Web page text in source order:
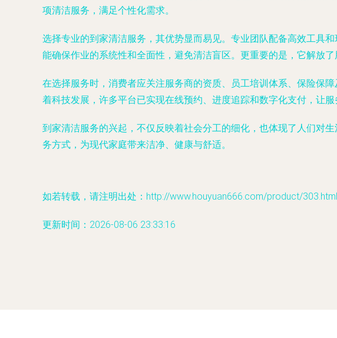
项清洁服务，满足个性化需求。
选择专业的到家清洁服务，其优势显而易见。专业团队配备高效工具
能确保作业的系统性和全面性，避免清洁盲区。更重要的是，它解放
在选择服务时，消费者应关注服务商的资质、员工培训体系、保险保
着科技发展，许多平台已实现在线预约、进度追踪和数字化支付，让服
到家清洁服务的兴起，不仅反映着社会分工的细化，也体现了人们对
务方式，为现代家庭带来洁净、健康与舒适。
如若转载，请注明出处：http://www.houyuan666.com/product/303.html
更新时间：2026-08-06 23:33:16